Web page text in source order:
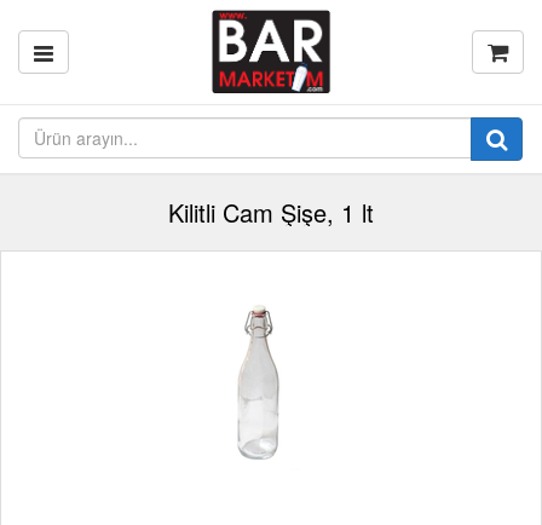
Kilitli Cam Şişe, 1 lt